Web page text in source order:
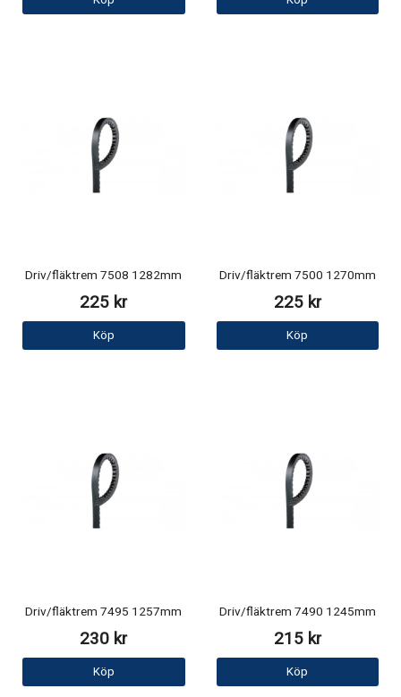
Driv/fläktrem 7508 1282mm
225 kr
Köp
Driv/fläktrem 7500 1270mm
225 kr
Köp
Driv/fläktrem 7495 1257mm
230 kr
Köp
Driv/fläktrem 7490 1245mm
215 kr
Köp